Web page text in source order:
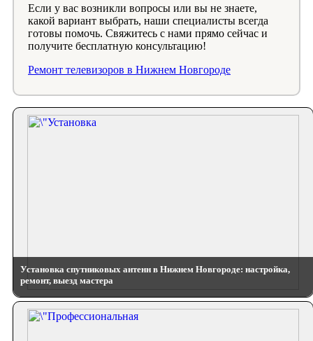
Если у вас возникли вопросы или вы не знаете,
какой вариант выбрать, наши специалисты всегда
готовы помочь. Свяжитесь с нами прямо сейчас и
получите бесплатную консультацию!
Ремонт телевизоров в Нижнем Новгороде
Установка спутниковых антенн в Нижнем Новгороде: настройка,
ремонт, выезд мастера